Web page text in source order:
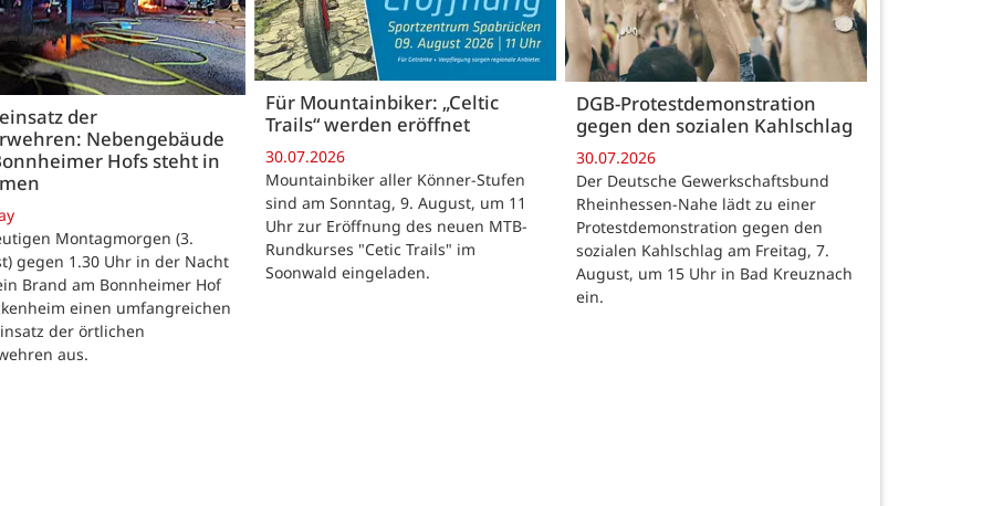
der
Nebengebäude
Hofs steht in
Montagmorgen (3.
gegen 1.30 Uhr in der Nacht
Brand am Bonnheimer Hof
einen umfangreichen
der örtlichen
aus.
Für Mountainbiker: „Celtic
Trails“ werden eröffnet
30.07.2026
Mountainbiker aller Könner-Stufen
sind am Sonntag, 9. August, um 11
Uhr zur Eröffnung des neuen MTB-
Rundkurses "Cetic Trails" im
Soonwald eingeladen.
DGB-Protestdemonstration
gegen den sozialen Kahlschlag
30.07.2026
Der Deutsche Gewerkschaftsbund
Rheinhessen-Nahe lädt zu einer
Protestdemonstration gegen den
sozialen Kahlschlag am Freitag, 7.
August, um 15 Uhr in Bad Kreuznach
ein.